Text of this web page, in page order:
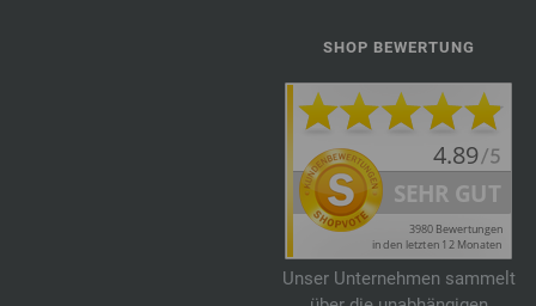
SHOP BEWERTUNG
Unser Unternehmen sammelt